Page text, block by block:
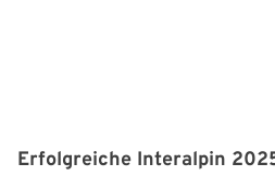
Erfolgreiche Interalpin